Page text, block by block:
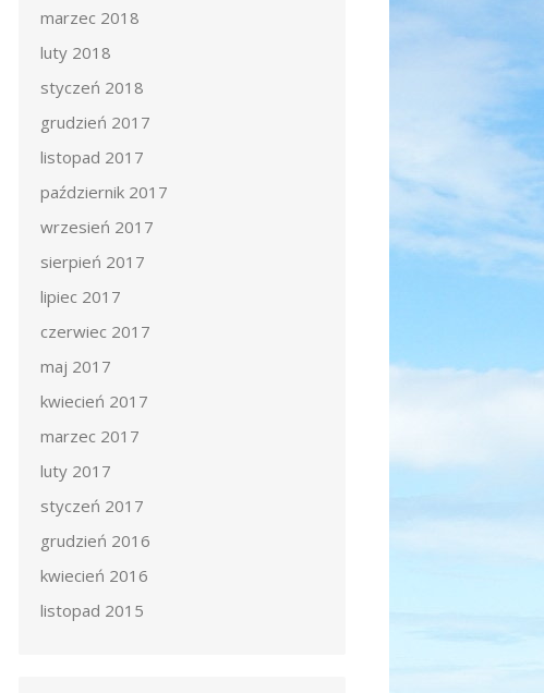
marzec 2018
luty 2018
styczeń 2018
grudzień 2017
listopad 2017
październik 2017
wrzesień 2017
sierpień 2017
lipiec 2017
czerwiec 2017
maj 2017
kwiecień 2017
marzec 2017
luty 2017
styczeń 2017
grudzień 2016
kwiecień 2016
listopad 2015